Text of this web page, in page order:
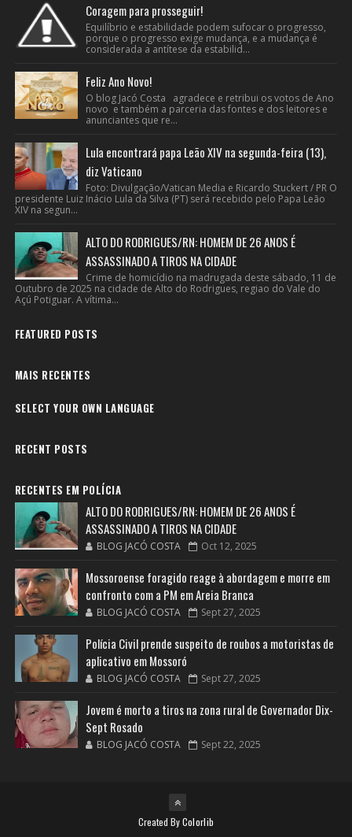
Coragem para prosseguir!
Equilíbrio e estabilidade podem sufocar o progresso,
porque o progresso exige mudança, e a mudança é
considerada a antítese da estabilid...
Feliz Ano Novo!
O blog Jacó Costa agradece e retribui os votos de Ano
novo e também a parceria das fontes e dos leitores e
anunciantes que re...
Lula encontrará papa Leão XIV na segunda-feira (13),
diz Vaticano
Foto: Divulgação/Vatican Media e Ricardo Stuckert / PR O
presidente Luiz Inácio Lula da Silva (PT) será recebido pelo Papa Leão
XIV na segun...
ALTO DO RODRIGUES/RN: HOMEM DE 26 ANOS É
ASSASSINADO A TIROS NA CIDADE
Crime de homicídio na madrugada deste sábado, 11 de
Outubro de 2025 na cidade de Alto do Rodrigues, regiao do Vale do
Açú Potiguar. A vítima...
FEATURED POSTS
MAIS RECENTES
SELECT YOUR OWN LANGUAGE
RECENT POSTS
RECENTES EM POLÍCIA
ALTO DO RODRIGUES/RN: HOMEM DE 26 ANOS É
ASSASSINADO A TIROS NA CIDADE
BLOG JACÓ COSTA Oct 12, 2025
Mossoroense foragido reage à abordagem e morre em
confronto com a PM em Areia Branca
BLOG JACÓ COSTA Sept 27, 2025
Polícia Civil prende suspeito de roubos a motoristas de
aplicativo em Mossoró
BLOG JACÓ COSTA Sept 27, 2025
Jovem é morto a tiros na zona rural de Governador Dix-
Sept Rosado
BLOG JACÓ COSTA Sept 22, 2025
Created ByColorlib